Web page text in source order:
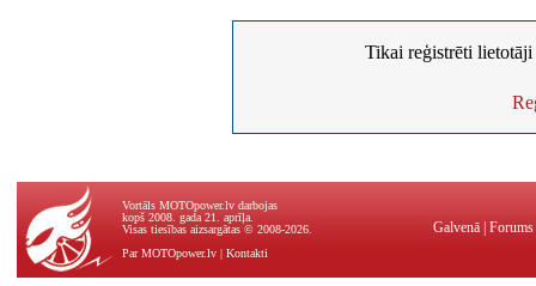
Tikai reģistrēti
Vortāls MOTOpower.lv darbojas
kopš 2008. gada 21. aprīļa.
Visas tiesības aizsargātas © 2008-2026.
Par MOTOpower.lv
Kontakti
Galvenā Forums